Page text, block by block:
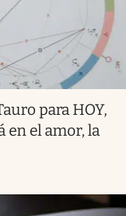
para HOY,
en el amor, la